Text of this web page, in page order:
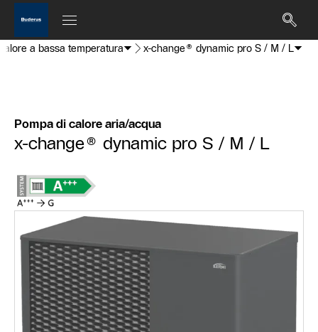
a bassa temperatura x-change® dynamic pro S / M / L
Pompa di calore aria/acqua
x-change® dynamic pro S / M / L